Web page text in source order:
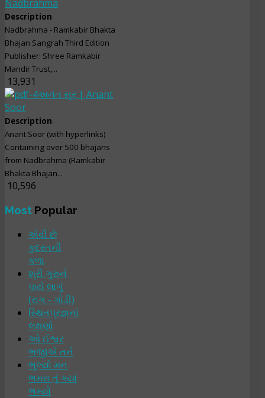
Nadbrahma
Description
Nadbrahma - Ramkabir Bhakta
Bhajan Sangrah Third Edition
Publisher: Shree Ramkabir
Mandir Trust,...
13,931
અનંત સૂર | Anant
Soor
Description
Anant Soor (with hyperlinks)
Containing over 500 bhajans
from Nadbrahma (Ramkabir
Bhakta Bhajan...
10,596
Most Popular
એવી છે
કુદરતની
કળા
શ્રી ગુરુને
પાયે લાગું
(રાગ - ગોડી)
સ્થિતપ્રજ્ઞનાં
લક્ષણો
ઓ ઈશ્વર
ભજીએ તને
ભૂલ્યો મન
ભમરા તું ક્યાં
ભમ્યો